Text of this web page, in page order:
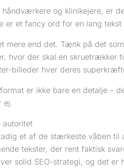
håndværkere og klinikejere, er
er et fancy ord for en lang tekst
mere end det. Tænk på det
hvor der skal en skruetrækker
billeder hver deres
er ikke bare en detalje –
ej.
autoritet
et af de stærkeste våben til
tekster, der rent faktisk
solid SEO-strategi, og det er